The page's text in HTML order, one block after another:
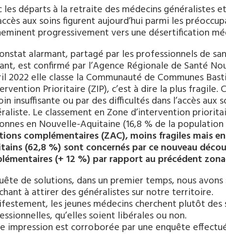
les départs à la retraite des médecins généralistes
aux soins figurent aujourd’hui parmi les
progressivement vers une désertification
alarmant, partagé par les professionnels de
est confirmé par l’Agence Régionale de Santé
2022 elle classe la Communauté de Communes
Prioritaire (ZIP), c’est à dire la plus
insuffisante ou par des difficultés dans l’accès
Le classement en Zone d’intervention
en Nouvelle-Aquitaine (16,8 % de la
complémentaires (ZAC), moins fragiles mais
(62,8 %) sont concernés par ce nouveau
(+ 12 %) par rapport au précédent
de solutions, dans un premier temps, nous
à attirer des généralistes sur notre territoire.
les jeunes médecins cherchent plutôt
qu’elles soient libérales ou non.
impression est corroborée par une enquête